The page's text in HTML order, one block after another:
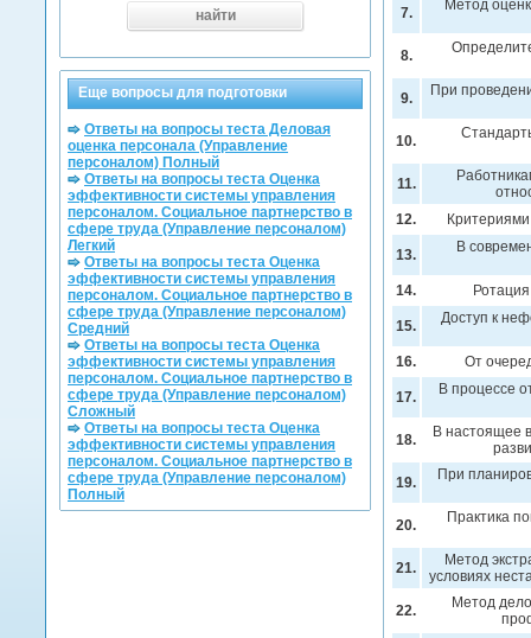
7. Метод
8.
9. При
10.
11.
12.
13. В
14.
15. Доступ к
16. От
17. В процессе
18.
В настоящее
19. При
20. Практика
21.
Метод
условиях
22.
Метод
найти
Еще вопросы для подготовки
Ответы на вопросы теста Деловая
оценка персонала (Управление
персоналом) Полный
Ответы на вопросы теста Оценка
эффективности системы управления
персоналом. Социальное партнерство в
сфере труда (Управление персоналом)
Легкий
Ответы на вопросы теста Оценка
эффективности системы управления
персоналом. Социальное партнерство в
сфере труда (Управление персоналом)
Средний
Ответы на вопросы теста Оценка
эффективности системы управления
персоналом. Социальное партнерство в
сфере труда (Управление персоналом)
Сложный
Ответы на вопросы теста Оценка
эффективности системы управления
персоналом. Социальное партнерство в
сфере труда (Управление персоналом)
Полный